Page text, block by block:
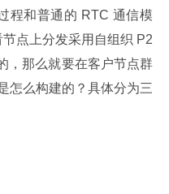
程和普通的 RTC 通信模
点上分发采用自组织 P2
，那么就要在客户节点群
怎么构建的？具体分为三